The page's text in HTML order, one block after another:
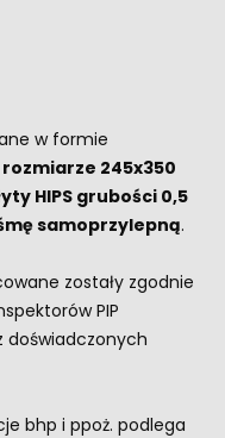
w formie
rozmiarze 245x350
HIPS grubości 0,5
samoprzylepną.
zostały zgodnie
PIP
doświadczonych
bhp i ppoż. podlega